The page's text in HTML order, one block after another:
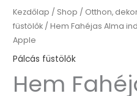
Kezdőlap / Shop / Otthon,
füstölők / Hem Fahéjas Alma
Apple
Pálcás füstölők
Hem